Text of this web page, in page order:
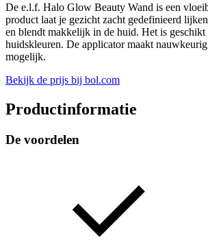
De e.l.f. Halo Glow Beauty Wand is een
product laat je gezicht zacht gedefinieerd
en blendt makkelijk in de huid. Het is
huidskleuren. De applicator maakt nauwkeurig
mogelijk.
Bekijk de prijs bij bol.com
Productinformatie
De voordelen